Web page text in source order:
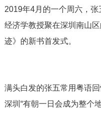
2019年4月的一个周六，
经济学教授聚在深圳南山
迹》的新书首发式。
满头白发的张五常用粤语
深圳“有朝一日会成为整个